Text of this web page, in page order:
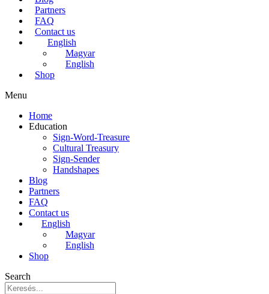
Partners
FAQ
Contact us
English
Magyar
English
Shop
Menu
Home
Education
Sign-Word-Treasure
Cultural Treasury
Sign-Sender
Handshapes
Blog
Partners
FAQ
Contact us
English
Magyar
English
Shop
Search